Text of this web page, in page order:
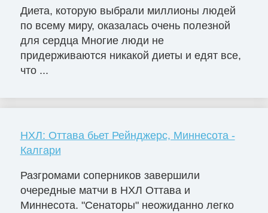
Диета, которую выбрали миллионы людей
по всему миру, оказалась очень полезной
для сердца Многие люди не
придерживаются никакой диеты и едят все,
что ...
НХЛ: Оттава бьет Рейнджерс, Миннесота -
Калгари
Разгромами соперников завершили
очередные матчи в НХЛ Оттава и
Миннесота. "Сенаторы" неожиданно легко